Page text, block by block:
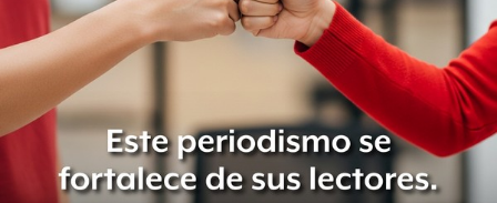
Está comprobado que este tipo de luz penetra fácilmente
a través de nuestros párpados y activa un estado de alerta
en el cerebro.
También se cree que dormir con el celular podría
mantenernos en un estado de alerta inconsciente, que